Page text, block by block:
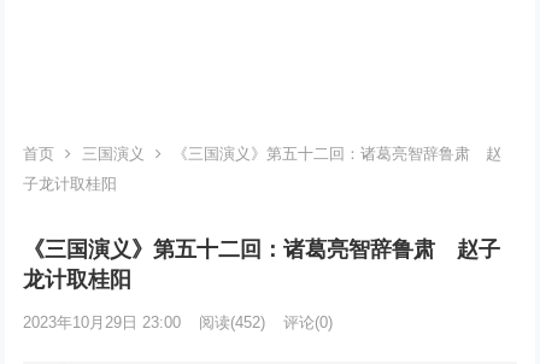
首页 三国演义
《三国演义》第五十二回：诸葛亮智辞鲁肃 赵
子龙计取桂阳
《三国演义》第五十二回：诸葛亮智辞鲁肃 赵子
龙计取桂阳
2023年10月29日 23:00 阅读(452) 评论(0)